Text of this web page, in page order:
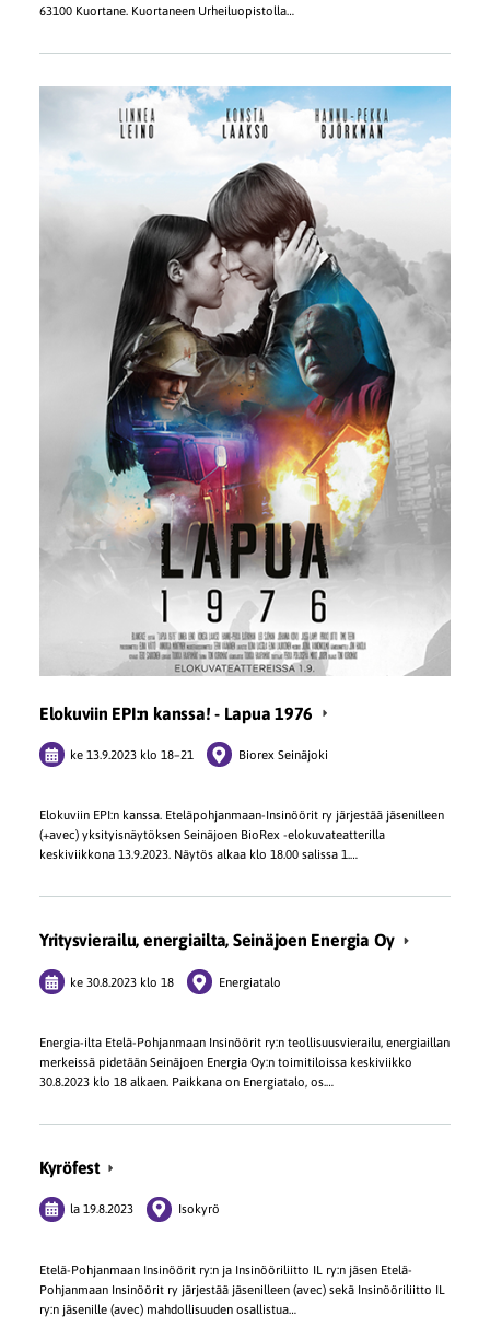
63100 Kuortane. Kuortaneen Urheiluopistolla…
Elokuviin EPI:n kanssa! - Lapua 1976
ke 13.9.2023 klo 18–21 Biorex Seinäjoki
Elokuviin EPI:n kanssa. Eteläpohjanmaan-Insinöörit ry järjestää jäsenilleen
(+avec) yksityisnäytöksen Seinäjoen BioRex -elokuvateatterilla
keskiviikkona 13.9.2023. Näytös alkaa klo 18.00 salissa 1.…
Yritysvierailu, energiailta, Seinäjoen Energia Oy
ke 30.8.2023 klo 18 Energiatalo
Energia-ilta Etelä-Pohjanmaan Insinöörit ry:n teollisuusvierailu, energiaillan
merkeissä pidetään Seinäjoen Energia Oy:n toimitiloissa keskiviikko
30.8.2023 klo 18 alkaen. Paikkana on Energiatalo, os.…
Kyröfest
la 19.8.2023 Isokyrö
Etelä-Pohjanmaan Insinöörit ry:n ja Insinööriliitto IL ry:n jäsen Etelä-
Pohjanmaan Insinöörit ry järjestää jäsenilleen (avec) sekä Insinööriliitto IL
ry:n jäsenille (avec) mahdollisuuden osallistua…